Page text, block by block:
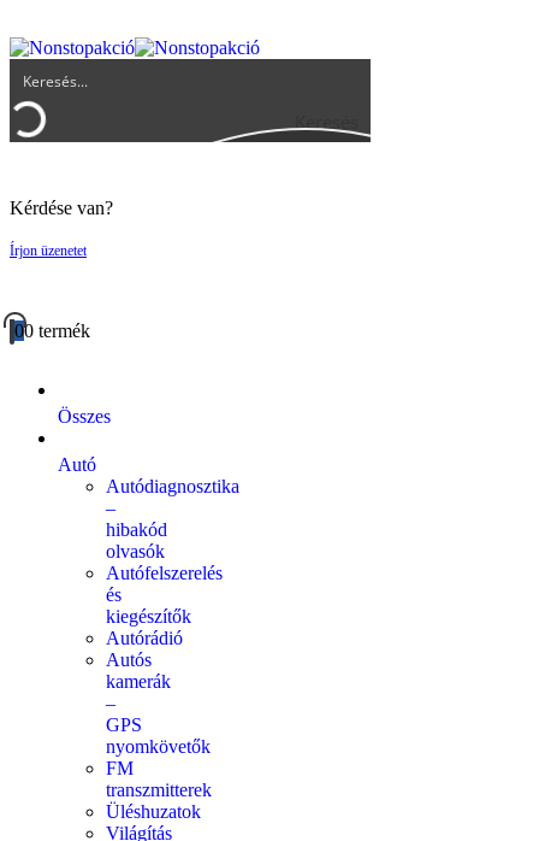
Keresés
Kérdése van?
Írjon üzenetet
00 termék
Összes
Autó
Autódiagnosztika
–
hibakód
olvasók
Autófelszerelés
és
kiegészítők
Autórádió
Autós
kamerák
–
GPS
nyomkövetők
FM
transzmitterek
Üléshuzatok
Világítás